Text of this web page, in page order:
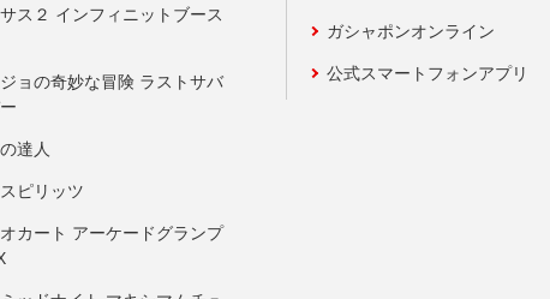
ス２ インフィニットブース
ョの奇妙な冒険 ラストサバ
達人
ピリッツ
カート アーケードグランプ
ガシャポンオンライン
公式スマートフォンアプリ